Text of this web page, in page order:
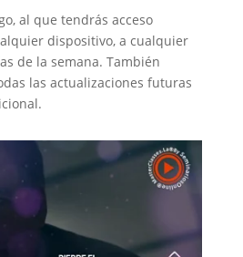
al que tendrás acceso
dispositivo, a cualquier
de la semana. También
las actualizaciones futuras